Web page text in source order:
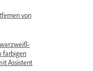
von
farbigen
Assistent